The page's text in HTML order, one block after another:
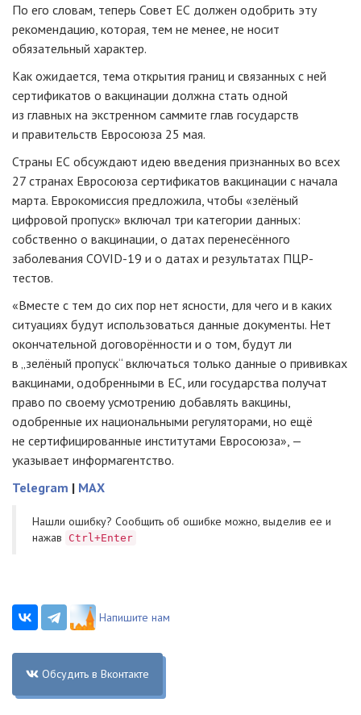
По его словам, теперь Совет ЕС должен одобрить эту
рекомендацию, которая, тем не менее, не носит
обязательный характер.
Как ожидается, тема открытия границ и связанных с ней
сертификатов о вакцинации должна стать одной
из главных на экстренном саммите глав государств
и правительств Евросоюза 25 мая.
Страны ЕС обсуждают идею введения признанных во всех
27 странах Евросоюза сертификатов вакцинации с начала
марта. Еврокомиссия предложила, чтобы «зелёный
цифровой пропуск» включал три категории данных:
собственно о вакцинации, о датах перенесённого
заболевания COVID-19 и о датах и результатах ПЦР-
тестов.
«Вместе с тем до сих пор нет ясности, для чего и в каких
ситуациях будут использоваться данные документы. Нет
окончательной договорённости и о том, будут ли
в „зелёный пропуск“ включаться только данные о прививках
вакцинами, одобренными в ЕС, или государства получат
право по своему усмотрению добавлять вакцины,
одобренные их национальными регуляторами, но ещё
не сертифицированные институтами Евросоюза», —
указывает информагентство.
Telegram | MAX
Нашли ошибку? Cообщить об ошибке можно, выделив ее и
нажав
Ctrl+Enter
Напишите нам
Обсудить в Вконтакте